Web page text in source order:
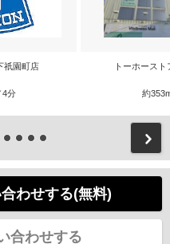
祇園町店
4分
トーホース
約
わせする(無料)
合わせする